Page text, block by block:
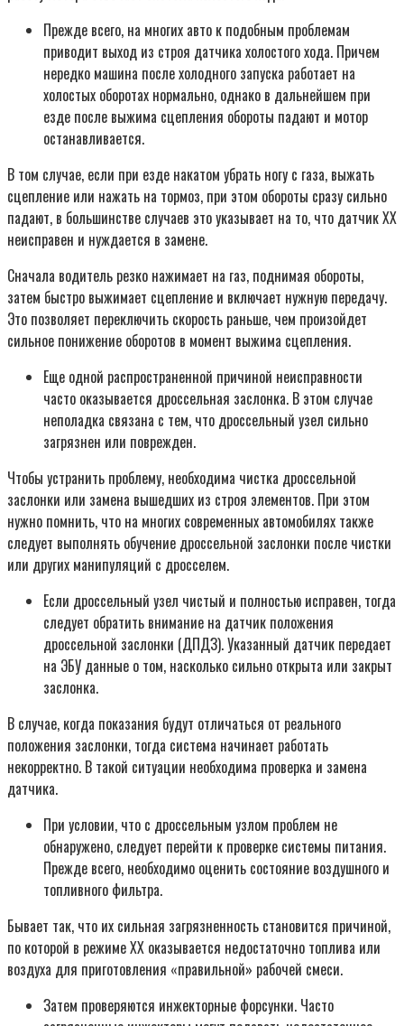
Прежде всего, на многих авто к подобным проблемам
приводит выход из строя датчика холостого хода. Причем
нередко машина после холодного запуска работает на
холостых оборотах нормально, однако в дальнейшем при
езде после выжима сцепления обороты падают и мотор
останавливается.
В том случае, если при езде накатом убрать ногу с газа, выжать
сцепление или нажать на тормоз, при этом обороты сразу сильно
падают, в большинстве случаев это указывает на то, что датчик ХХ
неисправен и нуждается в замене.
Сначала водитель резко нажимает на газ, поднимая обороты,
затем быстро выжимает сцепление и включает нужную передачу.
Это позволяет переключить скорость раньше, чем произойдет
сильное понижение оборотов в момент выжима сцепления.
Еще одной распространенной причиной неисправности
часто оказывается дроссельная заслонка. В этом случае
неполадка связана с тем, что дроссельный узел сильно
загрязнен или поврежден.
Чтобы устранить проблему, необходима чистка дроссельной
заслонки или замена вышедших из строя элементов. При этом
нужно помнить, что на многих современных автомобилях также
следует выполнять обучение дроссельной заслонки после чистки
или других манипуляций с дросселем.
Если дроссельный узел чистый и полностью исправен, тогда
следует обратить внимание на датчик положения
дроссельной заслонки (ДПДЗ). Указанный датчик передает
на ЭБУ данные о том, насколько сильно открыта или закрыт
заслонка.
В случае, когда показания будут отличаться от реального
положения заслонки, тогда система начинает работать
некорректно. В такой ситуации необходима проверка и замена
датчика.
При условии, что с дроссельным узлом проблем не
обнаружено, следует перейти к проверке системы питания.
Прежде всего, необходимо оценить состояние воздушного и
топливного фильтра.
Бывает так, что их сильная загрязненность становится причиной,
по которой в режиме ХХ оказывается недостаточно топлива или
воздуха для приготовления «правильной» рабочей смеси.
Затем проверяются инжекторные форсунки. Часто